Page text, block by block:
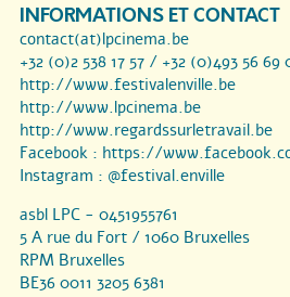
INFORMATIONS ET CONTACT
contact(at)lpcinema.be
+32 (0)2 538 17 57 / +32 (0)493 56 69
http://www.festivalenville.be
http://www.lpcinema.be
http://www.regardssurletravail.be
Facebook : https://
Instagram : @festival.enville
asbl LPC - 0451955761
5 A rue du Fort / 1060 Bruxelles
RPM Bruxelles
BE36 0011 3205 6381